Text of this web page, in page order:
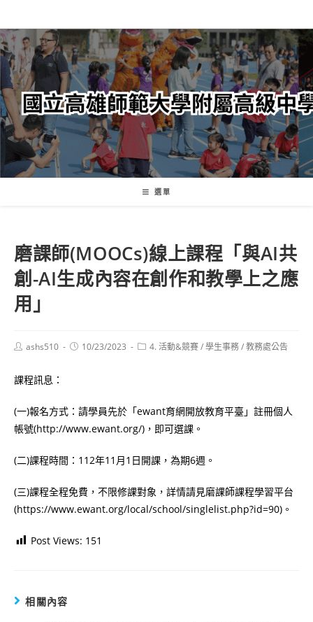
轉
至
主
內
容
選單
磨課師(MOOCs)線上課程「與AI共
創-AI生成內容在創作和教學上之應
用」
Postashs510
Post10/23/2023
Post4. 活動&競賽/學生事務/教務處公告
課程訊息：
(一)報名方式：請學員先於「ewant育網開放教育平臺」註冊個人
帳號(http://www.ewant.org/)，即可選課。
(二)課程時間：112年11月1日開課，為期6週。
(三)課程全程免費，不限修課對象，詳情請見磨課師課程學習平台
(https://www.ewant.org/local/school/singlelist.php?id=90)。
Post Views: 151
相關內容